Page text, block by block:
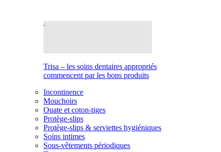
Trisa – les soins dentaires appropriés
commencent par les bons produits
Incontinence
Mouchoirs
Ouate et coton-tiges
Protège-slips
Protège-slips & serviettes hygiéniques
Soins intimes
Sous-vêtements périodiques